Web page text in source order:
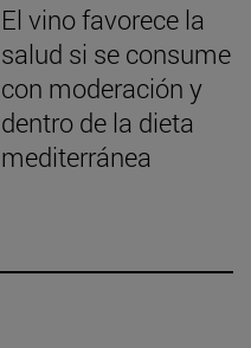
El vino favorece la
salud si se consume
con moderación y
dentro de la dieta
mediterránea